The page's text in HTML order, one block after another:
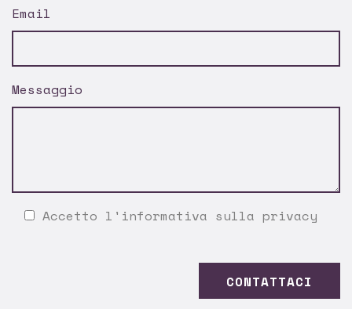
Email
Messaggio
Accetto l' informativa sulla privacy